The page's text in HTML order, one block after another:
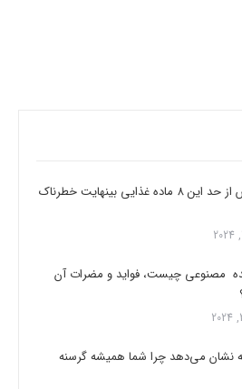
مصرف بیش از حد این 8 ماده غذایی بینهایت خطرناک
مصنوعی چیست، فواید و مضرات آن
که نشان می‌دهد چرا شما همیشه گرسنه